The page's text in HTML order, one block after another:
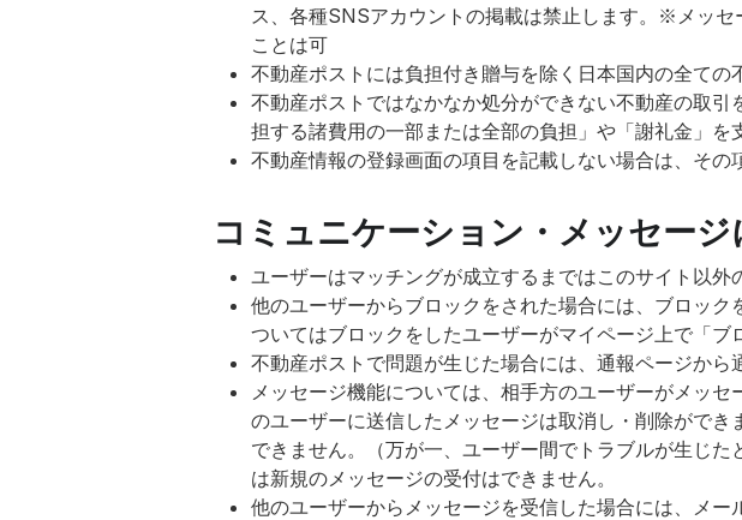
ス、各種SNSアカウントの掲載は禁止します。※メッ
ことは可
不動産ポストには負担付き贈与を除く日本国内の全ての
不動産ポストではなかなか処分ができない不動産の取
担する諸費用の一部または全部の負担」や「謝礼金」を
不動産情報の登録画面の項目を記載しない場合は、その
コミュニケーション・メッセー
ユーザーはマッチングが成立するまではこのサイト以外
他のユーザーからブロックをされた場合には、ブロッ
ついてはブロックをしたユーザーがマイページ上で「ブ
不動産ポストで問題が生じた場合には、通報ページから
メッセージ機能については、相手方のユーザーがメッ
のユーザーに送信したメッセージは取消し・削除がで
できません。（万が一、ユーザー間でトラブルが生じ
は新規のメッセージの受付はできません。
他のユーザーからメッセージを受信した場合には、メ